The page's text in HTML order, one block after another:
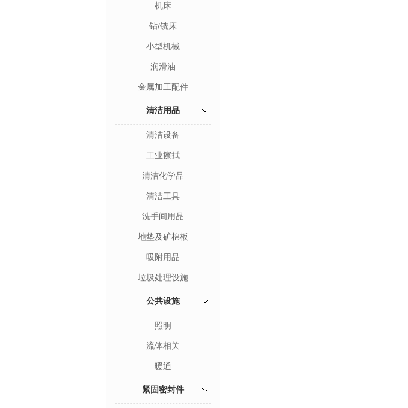
机床
钻/铣床
小型机械
润滑油
金属加工配件
清洁用品
清洁设备
工业擦拭
清洁化学品
清洁工具
洗手间用品
地垫及矿棉板
吸附用品
垃圾处理设施
公共设施
照明
流体相关
暖通
紧固密封件